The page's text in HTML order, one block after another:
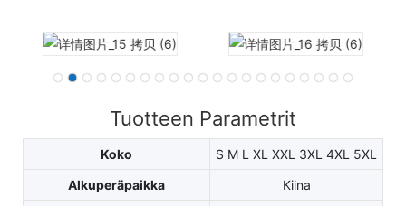
Tuotteen Parametrit
Koko
S M L XL XXL 3XL 4XL 5XL
Alkuperäpaikka
Kiina